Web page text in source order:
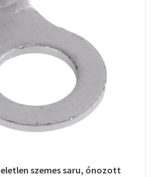
szemes saru, ónozott